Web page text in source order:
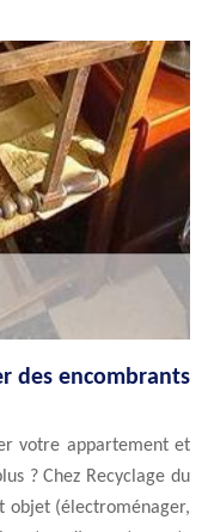
des encombrants
votre appartement et
? Chez Recyclage du
objet (électroménager,